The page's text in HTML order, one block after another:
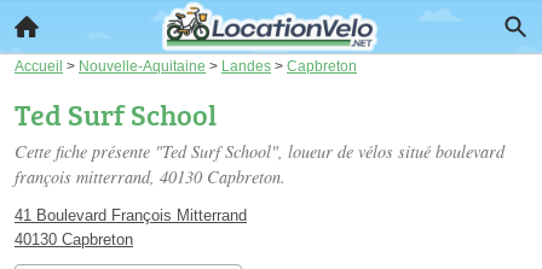
Accueil > Nouvelle-Aquitaine > Landes > Capbreton
Ted Surf School
Cette fiche présente "Ted Surf School", loueur de vélos situé boulevard
françois mitterrand, 40130 Capbreton.
41 Boulevard François Mitterrand
40130 Capbreton